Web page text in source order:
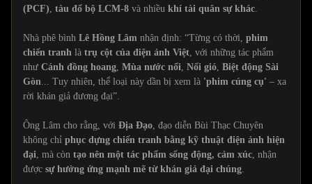
(PCF) tàu đổ bộ LCM-8 và nhiều khí tài quân sự khác
Nhà phê bình Lê Hồng Lâm nhận định: “Từng có thời, phim
chiến tranh là trụ cột của điện ảnh Việt , với những tác phẩm
như Cánh đồng hoang Mùa nước nổi Nổi gió Biệt động Sài
Gòn ... Tuy nhiên, thể loại này dần bị xem là 'phim cúng cụ' – xa
rời khán giả đương đại”.
Ông Lâm cho rằng, với Địa Đạo , đạo diễn Bùi Thạc Chuyên
không chỉ phục dựng chiến tranh bằng kỹ thuật điện ảnh hiện
đại , mà còn tạo nên một tác phẩm sống động, cảm xúc , nhận
được sự hưởng ứng mạnh mẽ từ khán giả đại chúng